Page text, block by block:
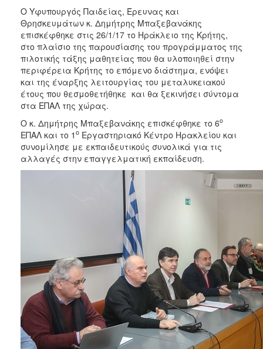
2015
2012
2011
ΔΗΜΟΣ
ΠΟΛΙΤΙΣΜΟΣ
Ο Υφυπουργός Παιδείας, Έρευνας και
Θρησκευμάτων κ. Δημήτρης Μπαξεβανάκης
επισκέφθηκε στις 26/1/17 το Ηράκλειο της Κρήτης,
στο πλαίσιο της παρουσίασης του προγράμματος της
πιλοτικής τάξης μαθητείας που θα υλοποιηθεί στην
περιφέρεια Κρήτης το επόμενο διάστημα, ενόψει
και της έναρξης λειτουργίας του μεταλυκειακού
έτους που θεσμοθετήθηκε και θα ξεκινήσει σύντομα
στα ΕΠΑΛ της χώρας.
Ο κ. Δημήτρης Μπαξεβανάκης επισκέφθηκε το 6ο
ΕΠΑΛ και το 1 ο Εργαστηριακό Κέντρο Ηρακλείου και
συνομίλησε με εκπαιδευτικούς συνολικά για τις
αλλαγές στην επαγγελματική εκπαίδευση.